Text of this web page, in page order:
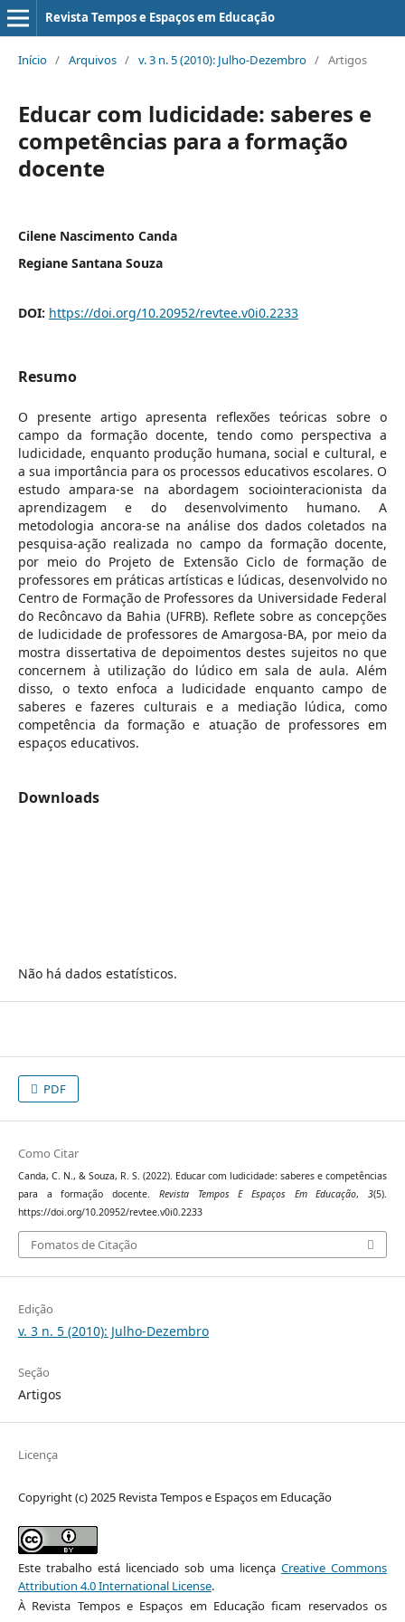
Revista Tempos e Espaços em Educação
Início / Arquivos / v. 3 n. 5 (2010): Julho-Dezembro / Artigos
Educar com ludicidade: saberes e
competências para a formação
docente
Cilene Nascimento Canda
Regiane Santana Souza
DOI: https://doi.org/10.20952/revtee.v0i0.2233
Resumo
O presente artigo apresenta reflexões teóricas sobre o
campo da formação docente, tendo como perspectiva a
ludicidade, enquanto produção humana, social e cultural, e
a sua importância para os processos educativos escolares. O
estudo ampara-se na abordagem sociointeracionista da
aprendizagem e do desenvolvimento humano. A
metodologia ancora-se na análise dos dados coletados na
pesquisa-ação realizada no campo da formação docente,
por meio do Projeto de Extensão Ciclo de formação de
professores em práticas artísticas e lúdicas, desenvolvido no
Centro de Formação de Professores da Universidade Federal
do Recôncavo da Bahia (UFRB). Reflete sobre as concepções
de ludicidade de professores de Amargosa-BA, por meio da
mostra dissertativa de depoimentos destes sujeitos no que
concernem à utilização do lúdico em sala de aula. Além
disso, o texto enfoca a ludicidade enquanto campo de
saberes e fazeres culturais e a mediação lúdica, como
competência da formação e atuação de professores em
espaços educativos.
Downloads
Não há dados estatísticos.
PDF
Como Citar
Canda, C. N., & Souza, R. S. (2022). Educar com ludicidade: saberes e competências
para a formação docente. Revista Tempos E Espaços Em Educação,3(5).
https://doi.org/10.20952/revtee.v0i0.2233
Fomatos de Citação
Edição
v. 3 n. 5 (2010): Julho-Dezembro
Seção
Artigos
Licença
Copyright (c) 2025 Revista Tempos e Espaços em Educação
Este trabalho está licenciado sob uma licençaCreative Commons
Attribution 4.0 International License.
À Revista Tempos e Espaços em Educação ficam reservados os